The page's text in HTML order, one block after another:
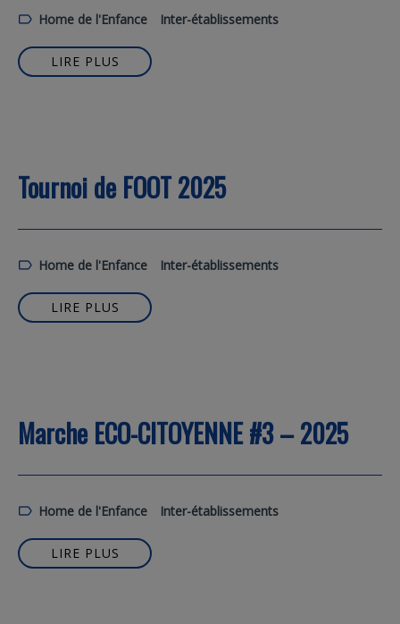
Home de l'Enfance Inter-établissements
LIRE PLUS
Tournoi de FOOT 2025
Home de l'Enfance Inter-établissements
LIRE PLUS
Marche ECO-CITOYENNE #3 – 2025
Home de l'Enfance Inter-établissements
LIRE PLUS